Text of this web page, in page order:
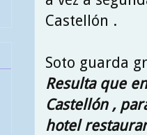
Castellón .
Soto guarda
Resulta que
Castellón ,
hotel